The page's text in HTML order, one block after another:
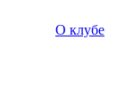
О клубе